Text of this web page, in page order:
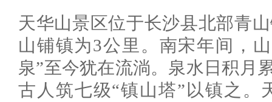
天华山景区位于长沙县北部青
山铺镇为3公里。南宋年间，
泉”至今犹在流淌。泉水日积月
古人筑七级“镇山塔”以镇之。